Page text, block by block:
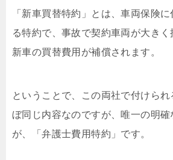
「新車買替特約」とは、車両保険
る特約で、事故で契約車両が大きく
新車の買替費用が補償されます。
ということで、この両社で付けられ
ぼ同じ内容なのですが、唯一の明
が、「弁護士費用特約」です。